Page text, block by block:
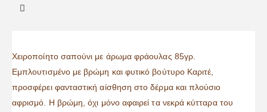
Χειροποίητο σαπούνι με άρωμα φράουλας 85γρ.
Εμπλουτισμένο με βρώμη και φυτικό βούτυρο Καριτέ,
προσφέρει φανταστική αίσθηση στο δέρμα και πλούσιο
αφρισμό. Η βρώμη, όχι μόνο αφαιρεί τα νεκρά κύτταρα του